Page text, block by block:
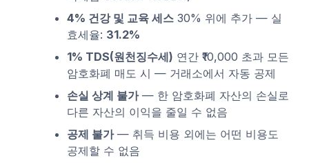
4% 건강 및 교육 세스30% 위에 추가 — 실
효세율: 31.2%
1% TDS(원천징수세) 연간 ₹10,000 초과 모든
암호화폐 매도 시 — 거래소에서 자동 공제
손실 상계 불가— 한 암호화폐 자산의 손실로
다른 자산의 이익을 줄일 수 없음
공제 불가— 취득 비용 외에는 어떤 비용도
공제할 수 없음